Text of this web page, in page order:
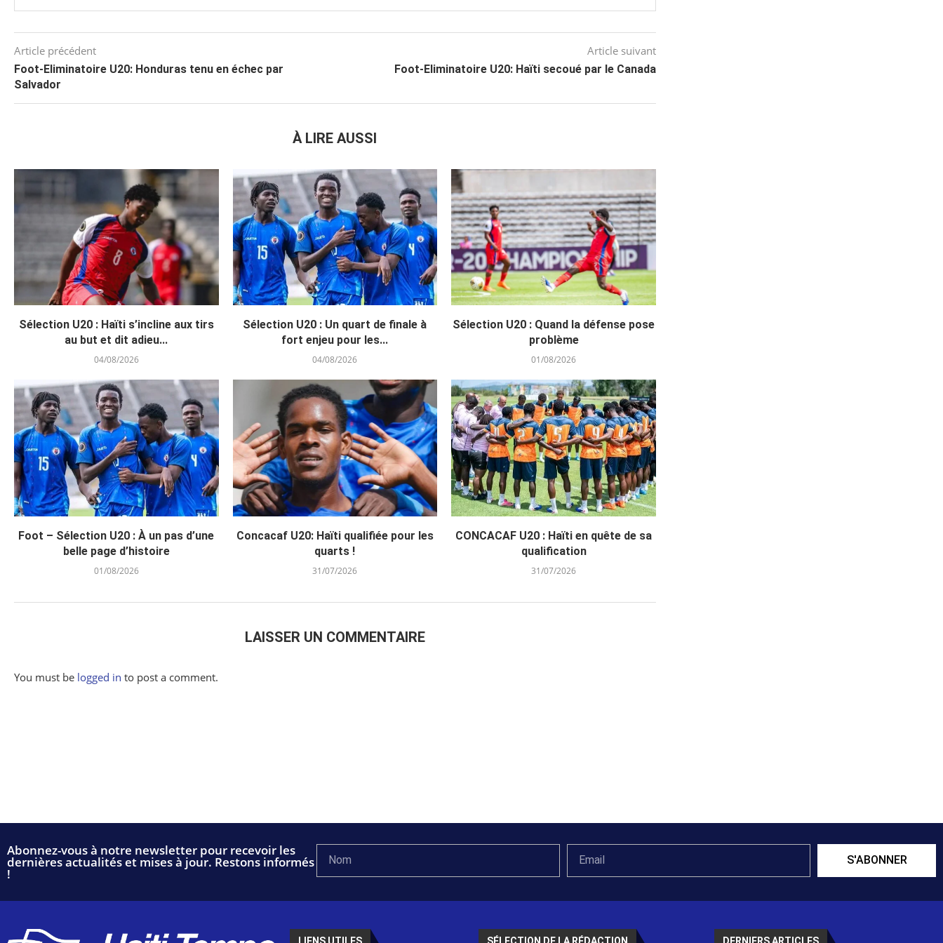
Article précédent
Foot-Eliminatoire U20: Honduras tenu en échec par
Salvador
Article suivant
Foot-Eliminatoire U20: Haïti secoué par le Canada
À LIRE AUSSI
Sélection U20 : Haïti s’incline aux tirs
au but et dit adieu...
04/08/2026
Sélection U20 : Un quart de finale à
fort enjeu pour les...
04/08/2026
Sélection U20 : Quand la défense pose
problème
01/08/2026
Foot – Sélection U20 : À un pas d’une
belle page d’histoire
01/08/2026
Concacaf U20: Haïti qualifiée pour les
quarts !
31/07/2026
CONCACAF U20 : Haïti en quête de sa
qualification
31/07/2026
LAISSER UN COMMENTAIRE
You must be logged in to post a comment.
Abonnez-vous à notre newsletter pour recevoir les
dernières actualités et mises à jour. Restons informés
!
S'ABONNER
LIENS UTILES SÉLECTION DE LA RÉDACTION DERNIERS ARTICLES